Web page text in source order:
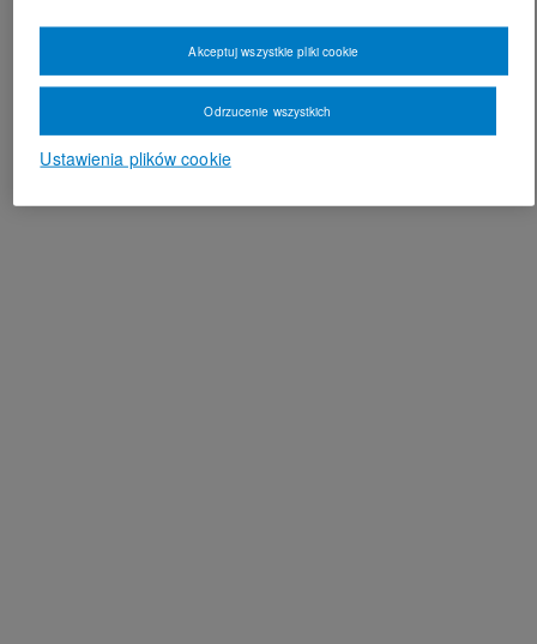
Ustawienia plików cookie
Odrzucenie wszystkich
Akceptuj wszystkie pliki cookie